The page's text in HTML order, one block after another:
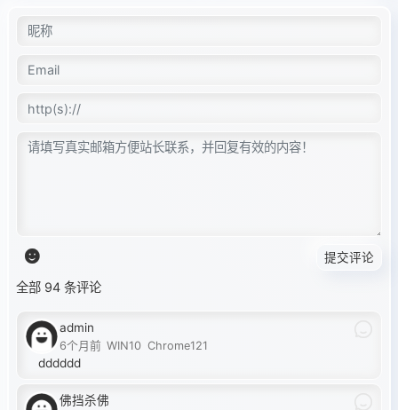
提交评论
全部 94 条评论
admin
6个月前 WIN10 Chrome121
dddddd
佛挡杀佛